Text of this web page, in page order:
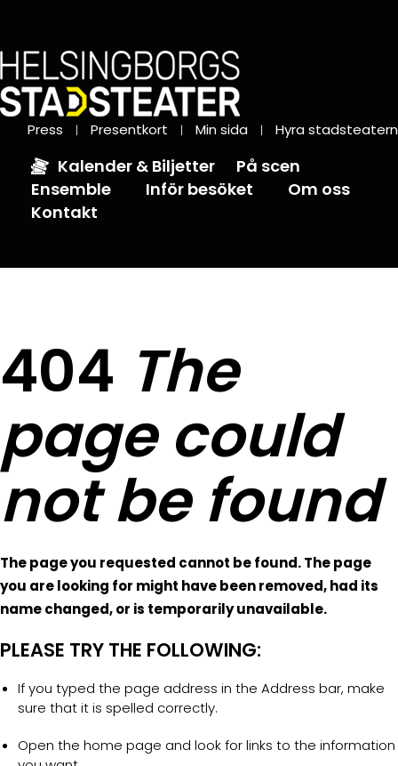
Press Presentkort Min sida Hyra stadsteatern
Kalender & Biljetter
På scen
Ensemble
Inför besöket
Om oss
Kontakt
404 The
page could
not be found
The page you requested cannot be found. The page
you are looking for might have been removed, had its
name changed, or is temporarily unavailable.
PLEASE TRY THE FOLLOWING:
If you typed the page address in the Address bar, make
sure that it is spelled correctly.
Open the home page and look for links to the information